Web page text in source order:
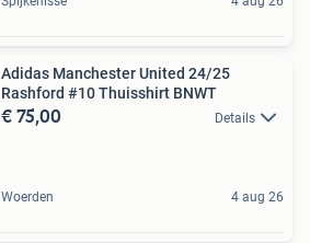
Adidas Manchester United 24/25
Rashford #10 Thuisshirt BNWT
€ 75,00 Details
Woerden 4 aug 26